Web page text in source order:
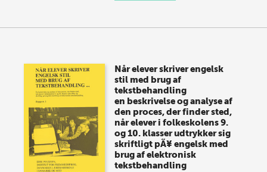
Når elever skriver engelsk
stil med brug af
tekstbehandling
en beskrivelse og analyse af
den proces, der finder sted,
når elever i folkeskolens 9.
og 10. klasser udtrykker sig
skriftligt pÃ¥ engelsk med
brug af elektronisk
tekstbehandling